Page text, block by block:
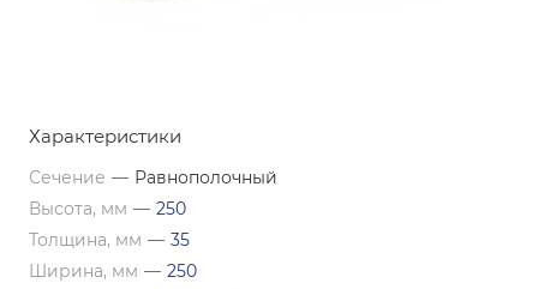
Характеристики
Сечение — Равнополочный
Высота, мм — 250
Толщина, мм — 35
Ширина, мм — 250